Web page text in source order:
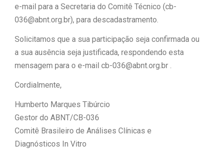
e-mail para a Secretaria do Comitê Técnico (cb-
036@abnt.org.br), para descadastramento.
Solicitamos que a sua participação seja confirmada ou
a sua ausência seja justificada, respondendo esta
mensagem para o e-mail cb-036@abnt.org.br .
Cordialmente,
Humberto Marques Tibúrcio
Gestor do ABNT/CB-036
Comitê Brasileiro de Análises Clínicas e
Diagnósticos In Vitro